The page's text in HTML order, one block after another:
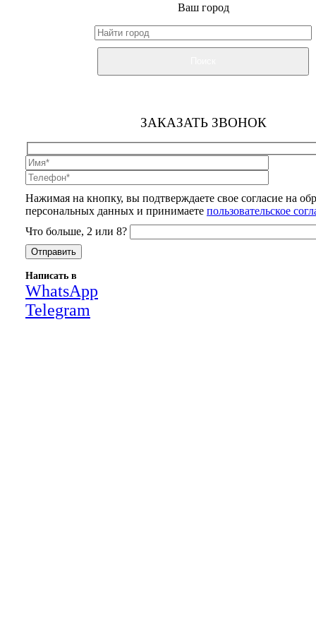
Ваш город
ЗАКАЗАТЬ ЗВОНОК
Нажимая на кнопку, вы подтверждаете свое согласие на
персональных данных и принимаете пользовательское
Что больше, 2 или 8?
Написать в
WhatsApp
Telegram